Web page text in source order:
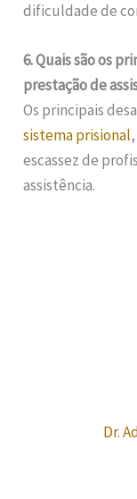
dificuldade de
6. Quais são os
prestação de
Os principais
sistema prisional
escassez de
assistência.
Dr.